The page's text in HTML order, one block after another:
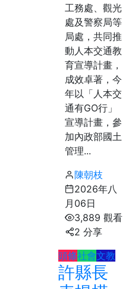
工務處、觀光
處及警察局等
局處，共同推
動人本交通教
育宣導計畫，
成效卓著，今
年以「人本交
通有GO行」
宣導計畫，參
加內政部國土
管理...
陳朝枝
2026年八
月06日
3,889 觀看
2 分享
頭條社會文教
許縣長